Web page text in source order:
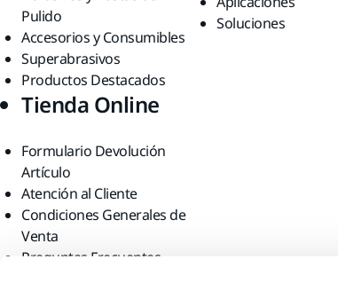
Pulido
Accesorios y Consumibles
Superabrasivos
Productos Destacados
Soluciones
Tienda Online
Formulario Devolución
Artículo
Atención al Cliente
Condiciones Generales de
Venta
Preguntas Frecuentes